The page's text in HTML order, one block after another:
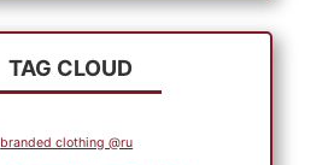
TAG CLOUD
branded clothing @ru